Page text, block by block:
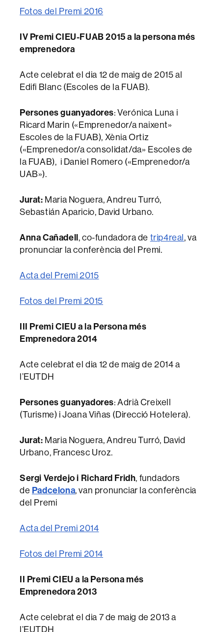
Fotos del Premi 2016
IV Premi CIEU-FUAB 2015 a la persona més
emprenedora
Acte celebrat el dia 12 de maig de 2015 al
Edifi Blanc (Escoles de la FUAB).
Persones guanyadores: Verónica Luna i
Ricard Marin («Emprenedor/a naixent»
Escoles de la FUAB), Xènia Ortiz
(«Emprenedor/a consolidat/da» Escoles de
la FUAB), i Daniel Romero («Emprenedor/a
UAB»).
Jurat: Maria Noguera, Andreu Turró,
Sebastián Aparicio, David Urbano.
Anna Cañadell, co-fundadora de trip4real, va
pronunciar la conferència del Premi.
Acta del Premi 2015
Fotos del Premi 2015
III Premi CIEU a la Persona més
Emprenedora 2014
Acte celebrat el dia 12 de maig de 2014 a
l’EUTDH
Persones guanyadores: Adrià Creixell
(Turisme) i Joana Viñas (Direcció Hotelera).
Jurat: Maria Noguera, Andreu Turró, David
Urbano, Francesc Uroz.
Sergi Verdejo i Richard Fridh, fundadors
de Padcelona, van pronunciar la conferència
del Premi
Acta del Premi 2014
Fotos del Premi 2014
II Premi CIEU a la Persona més
Emprenedora 2013
Acte celebrat el dia 7 de maig de 2013 a
l’EUTDH